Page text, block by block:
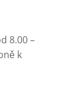
8.00 –
k